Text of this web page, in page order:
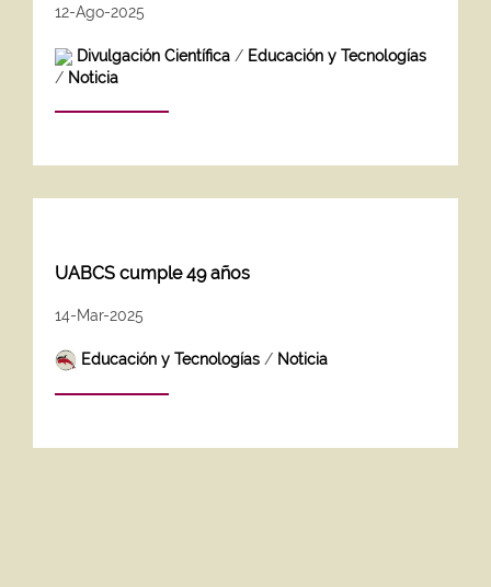
12-Ago-2025
Divulgación Científica / Educación y Tecnologías
/ Noticia
UABCS cumple 49 años
14-Mar-2025
Educación y Tecnologías / Noticia